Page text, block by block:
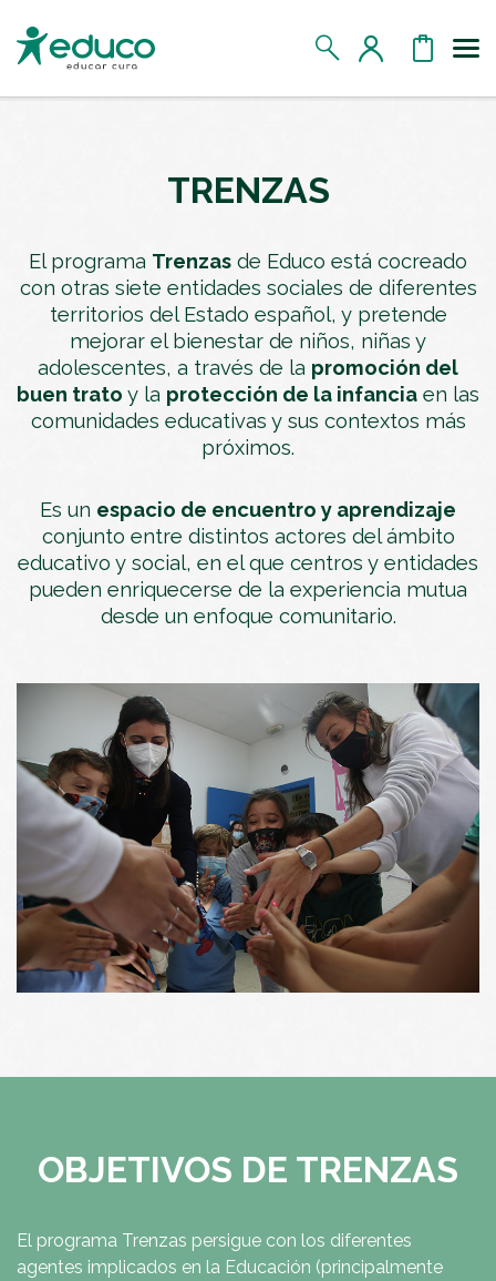
MIS DONATIVOS
MIS APADRINADOS
MIS RETOS SOLIDARIOS
CERRAR SESIÓN
TRENZAS
El programa Trenzas de Educo está cocreado
con otras siete entidades sociales de diferentes
territorios del Estado español, y pretende
mejorar el bienestar de niños, niñas y
adolescentes, a través de la promoción del
buen trato y la protección de la infancia en las
comunidades educativas y sus contextos más
próximos.
Es un espacio de encuentro y aprendizaje
conjunto entre distintos actores del ámbito
educativo y social, en el que centros y entidades
pueden enriquecerse de la experiencia mutua
desde un enfoque comunitario.
OBJETIVOS DE TRENZAS
El programa Trenzas persigue con los diferentes
agentes implicados en la Educación (principalmente